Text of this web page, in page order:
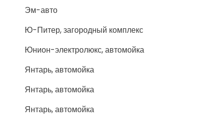
Эм-авто
Ю-Питер, загородный комплекс
Юнион-электролюкс, автомойка
Янтарь, автомойка
Янтарь, автомойка
Янтарь, автомойка